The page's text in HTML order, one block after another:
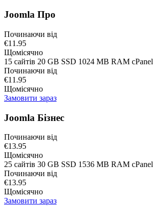
Joomla Про
Починаючи від
€11.95
Щомісячно
15 сайтів 20 GB SSD 1024 MB RAM cPanel
Починаючи від
€11.95
Щомісячно
Замовити зараз
Joomla Бізнес
Починаючи від
€13.95
Щомісячно
25 сайтів 30 GB SSD 1536 MB RAM cPanel
Починаючи від
€13.95
Щомісячно
Замовити зараз